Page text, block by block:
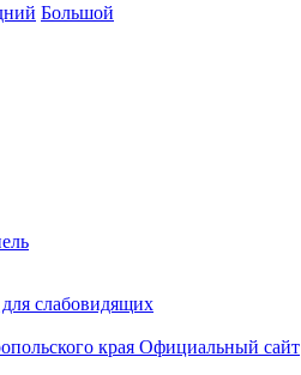
Большой
слабовидящих
края Официальный сайт